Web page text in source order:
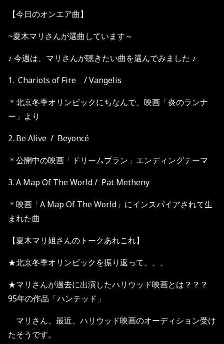
【今日のオンエア曲】
~夏木マリさんが選曲しています～
♪ 今週は、マリさんが聴きたい曲を選んでみました ♪
1. Chariots of Fire / Vangelis
＊北京冬季オリンピックにちなんで、映画「炎のランナ
ー」より
2. Be Alive / Beyoncé
＊公開中の映画「ドリームプラン」エンディングテーマ
3. A Map Of The World / Pat Metheny
＊映画「A Map Of The World」にインスパイアされて生
まれた曲
【夏木マリ姐さんのトークあれこれ】
★北京冬季オリンピックを振り返って、、、
★マリさんが過去に出演したハリウッド映画とは？？？
95年の作品 「ハンテッド」
マリさん、最近、ハリウッド映画のオーディション受け
たそうです。